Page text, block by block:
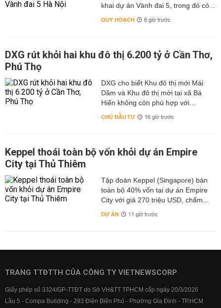
khai dự án Vành đai 5, trong đó có...
QUY HOẠCH 8 giờ trước
DXG rút khỏi hai khu đô thị 6.200 tỷ ở Cần Thơ,
Phú Thọ
DXG cho biết Khu đô thị mới Mái
Dầm và Khu đô thị mới tại xã Bá
Hiến không còn phù hợp với...
CHỦ ĐẦU TƯ 16 giờ trước
Keppel thoái toàn bộ vốn khỏi dự án Empire
City tại Thủ Thiêm
Tập đoàn Keppel (Singapore) bán
toàn bộ 40% vốn tại dự án Empire
City với giá 270 triệu USD, chấm...
DỰ ÁN 11 giờ trước
TRANG TTĐTTH CỦA CÔNG TY VIETNEWSCORP
Giấy phép số 3324/GP-TTĐT do Sở VH&TT TPHCM cấp ngày 20/3/2026
Lầu 5 - Compa Building - 293 Điện Biên Phủ - Phường Gia Định - TP.HCM